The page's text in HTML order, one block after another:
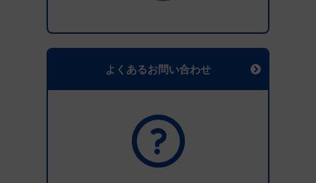
よくあるお問い合わせ